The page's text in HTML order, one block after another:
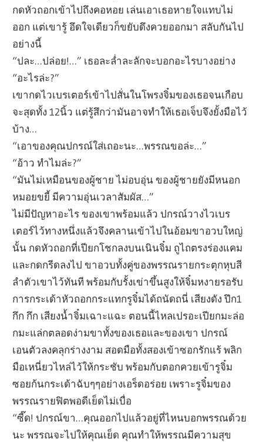
กดหัวถอกเข้าไปถึงคอหอย เล่นเอาเธอหายใจแทบไม่
ออก แต่เขารู้ อึดใจเดียวก็ขยับดึงควยออกมา สลับกันไป
อย่างนี้
“ปละ…ปล่อย!…” เธอละล่ำละลักจะบอกอะไรบางอย่าง
“อะไรล่ะ?”
เขากดไวเบรเตอร์เข้าไปสั่นในโพรงจิ๋มของเธอจนเกือบ
จะสุดทั้ง 12นิ้ว แต่รู้สึกว่ามันอาจทำให้เธอเจ็บจึงยั้งมือไว้
บ้าง…
“เอาของคุณปกรณ์ใส่เถอะนะ…พรรณขอล่ะ…”
“อ้าว ทำไมล่ะ?”
“มันไม่เหมือนของผู้ชาย ไม่อบอุ่น ของผู้ชายยังมีหนอก
หมอยขยี้ มีความอุ่นเวลาสัมผัส…”
ไม่มีปัญหาอะไร ของเขาพร้อมแล้ว ปกรณ์วางไวเบร
เตอร์ไว้ทางหนึ่งแล้วจึงคลานเข้าไปในอ้อมขาอวบใหญ่
นั้น กดหัวถอกที่เปียกโชกลงบนเนินจิ๋ม ถูไถตรงร่องแคม
และกดกรีดลงไป ขาอวบทั้งคู่ของพรรณรายกระตุกหุบสี
ลำตัวเขาไว้ทันที พร้อมกับรั้งเข่าขึ้นสูงให้จิ๋มหงายรอรับ
การกระเด้าหัวถอกกระแทกรูจิ๋มได้ถนัดถนี่ เสียงดัง ปึก1
กึก กึก เสียงน้ำจิ๋มเฉาะแฉะ ตอนนี้ไหลเปรอะเปียกมะล่อ
กมะแล่กตลอดง่ามขาทั้งของเธอและของเขา ปกรณ์
เอนตัวลงคลุกร่างงาม สอดมือทั้งสองเข้าซอกรักแร้ พลิก
มือเหนี่ยวไหล่ไว้ให้กระชับ พร้อมกับตอกควยเข้ารูจิ๋ม
ซอยก้นกระเด้าฉับๆๆอย่างเอร็ดอร่อย เพราะรูจิ๋มของ
พรรณรายฟิตพอดีเย็ดไม่เบื่อ
“ซี๊ด! ปกรณ์ขา…คุณออกไปแล้วอยู่ที่ไหนบอกพรรณด้วย
นะ พรรณจะไปให้คุณเย็ด คุณทำให้พรรณมีความสุข